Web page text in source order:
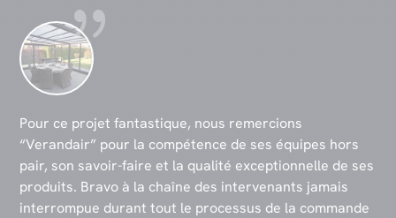
Pour ce projet fantastique, nous remercions
“Verandair” pour la compétence de ses équipes hors
pair, son savoir-faire et la qualité exceptionnelle de ses
produits. Bravo à la chaîne des intervenants jamais
interrompue durant tout le processus de la commande